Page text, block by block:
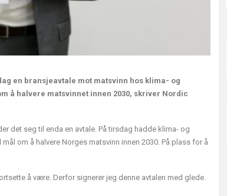
en bransjeavtale mot matsvinn hos klima- og
å halvere matsvinnet innen 2030, skriver Nordic
det seg til enda en avtale. På tirsdag hadde klima- og
om å halvere Norges matsvinn innen 2030. På plass for å
å være. Derfor signerer jeg denne avtalen med glede.